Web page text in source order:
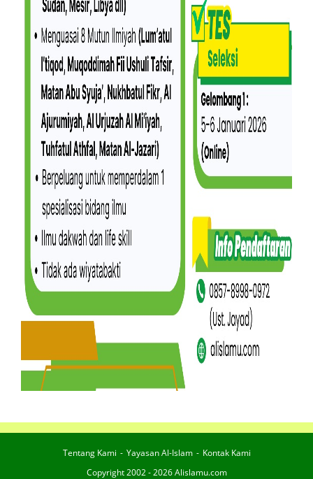
Tentang Kami Yayasan Al-Islam
Kontak Kami
Copyright 2002 - 2026 Alislamu.com